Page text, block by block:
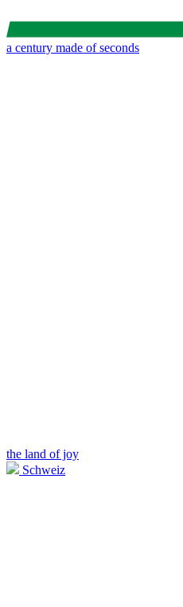
a century made of seconds
the land of joy
Schweiz